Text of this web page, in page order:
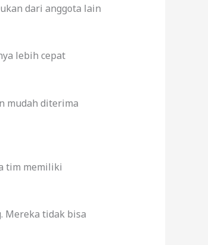
dari anggota lain
lebih cepat
mudah diterima
tim memiliki
Mereka tidak bisa